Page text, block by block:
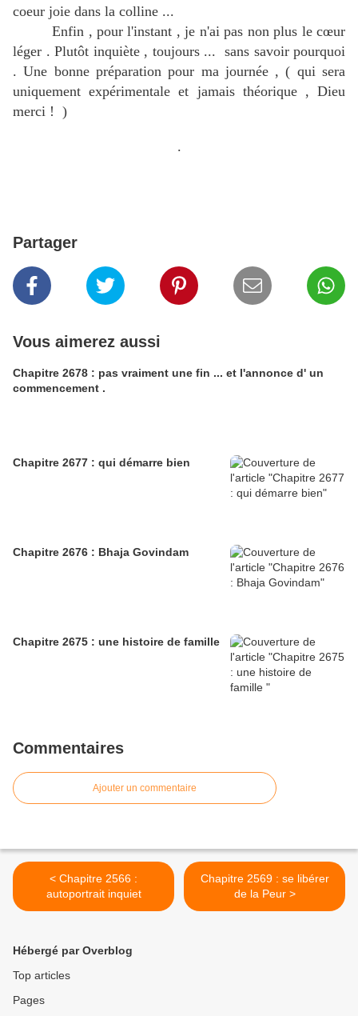
coeur joie dans la colline ...
Enfin , pour l'instant , je n'ai pas non plus le cœur
léger . Plutôt inquiète , toujours ... sans savoir pourquoi
. Une bonne préparation pour ma journée , ( qui sera
uniquement expérimentale et jamais théorique , Dieu
merci ! )
.
Partager
Vous aimerez aussi
Chapitre 2678 : pas vraiment une fin ... et l'annonce d' un
commencement .
Chapitre 2677 : qui démarre bien
Chapitre 2676 : Bhaja Govindam
Chapitre 2675 : une histoire de famille
Commentaires
Ajouter un commentaire
< Chapitre 2566 :
autoportrait inquiet
Chapitre 2569 : se libérer
de la Peur >
Hébergé par Overblog
Top articles
Pages